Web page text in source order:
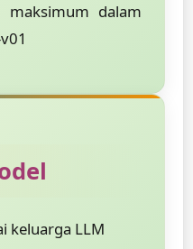
dalam
keluarga LLM